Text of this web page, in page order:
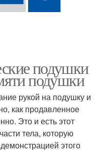
подушки
подушки
рукой на подушку и
как продавленное
Это и есть этот
тела, которую
этого